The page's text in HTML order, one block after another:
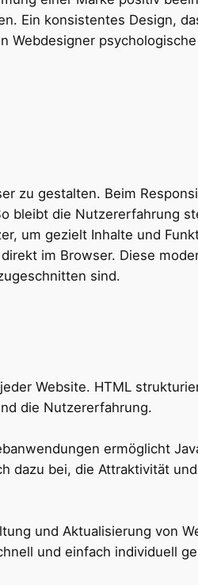
Ein konsistentes Design,
Webdesigner
zu gestalten. Beim
bleibt die Nutzererfahrung
um gezielt Inhalte und
im Browser. Diese
sind.
Website. HTML
die Nutzererfahrung.
ermöglicht
dazu bei, die Attraktivität und
und Aktualisierung von
und einfach individuell